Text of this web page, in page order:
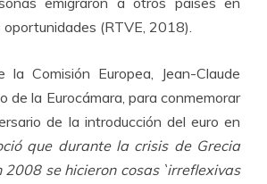
oportunidades (RTVE, 2018).
la Comisión Europea, Jean-Claude
de la Eurocámara, para conmemorar
de la introducción del euro en
que durante la crisis de Grecia
2008 se hicieron cosas `irreflexivas